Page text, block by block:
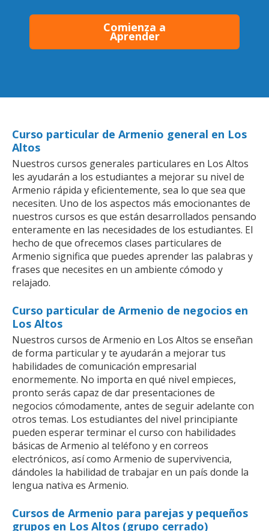
Comienza a
Aprender
Curso particular de Armenio general en Los
Altos
Nuestros cursos generales particulares en Los Altos
les ayudarán a los estudiantes a mejorar su nivel de
Armenio rápida y eficientemente, sea lo que sea que
necesiten. Uno de los aspectos más emocionantes de
nuestros cursos es que están desarrollados pensando
enteramente en las necesidades de los estudiantes. El
hecho de que ofrecemos clases particulares de
Armenio significa que puedes aprender las palabras y
frases que necesites en un ambiente cómodo y
relajado.
Curso particular de Armenio de negocios en
Los Altos
Nuestros cursos de Armenio en Los Altos se enseñan
de forma particular y te ayudarán a mejorar tus
habilidades de comunicación empresarial
enormemente. No importa en qué nivel empieces,
pronto serás capaz de dar presentaciones de
negocios cómodamente, antes de seguir adelante con
otros temas. Los estudiantes del nivel principiante
pueden esperar terminar el curso con habilidades
básicas de Armenio al teléfono y en correos
electrónicos, así como Armenio de supervivencia,
dándoles la habilidad de trabajar en un país donde la
lengua nativa es Armenio.
Cursos de Armenio para parejas y pequeños
grupos en Los Altos (grupo cerrado)